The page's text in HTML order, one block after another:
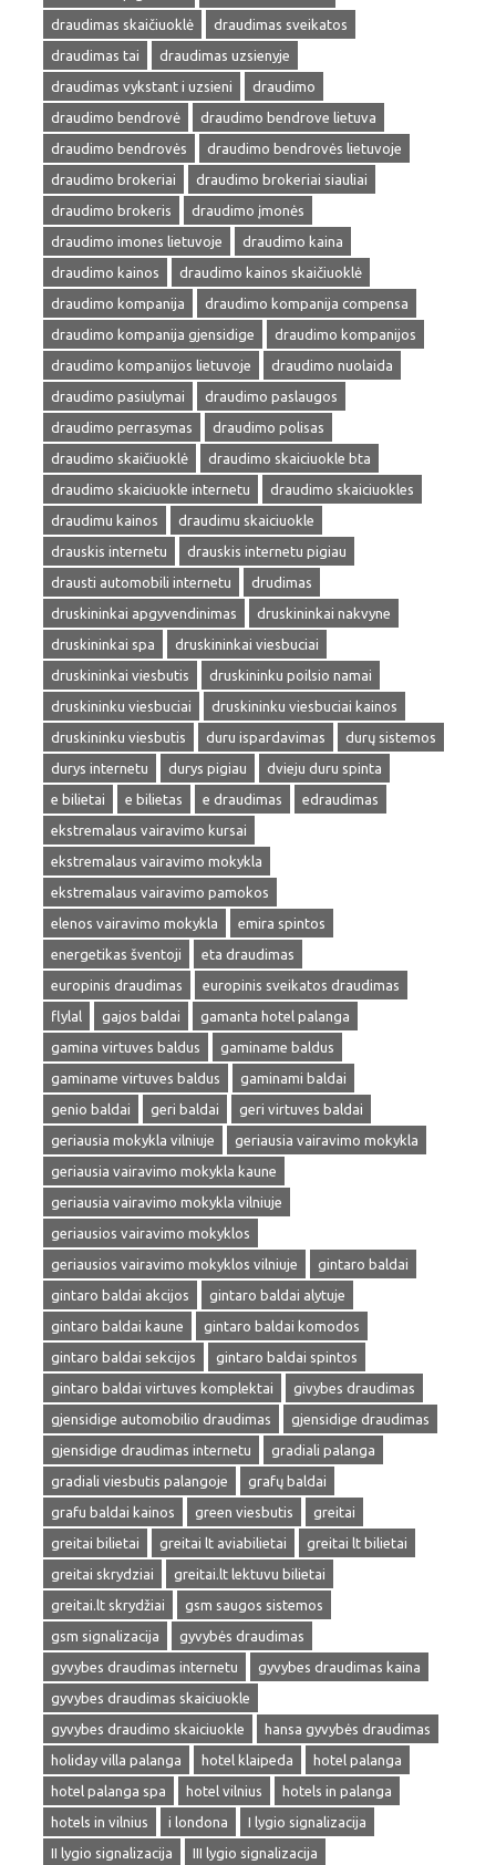
draudimas skaičiuoklė
draudimas sveikatos
draudimas tai
draudimas uzsienyje
draudimas vykstant i uzsieni
draudimo
draudimo bendrovė
draudimo bendrove lietuva
draudimo bendrovės
draudimo bendrovės lietuvoje
draudimo brokeriai
draudimo brokeriai siauliai
draudimo brokeris
draudimo įmonės
draudimo imones lietuvoje
draudimo kaina
draudimo kainos
draudimo kainos skaičiuoklė
draudimo kompanija
draudimo kompanija compensa
draudimo kompanija gjensidige
draudimo kompanijos
draudimo kompanijos lietuvoje
draudimo nuolaida
draudimo pasiulymai
draudimo paslaugos
draudimo perrasymas
draudimo polisas
draudimo skaičiuoklė
draudimo skaiciuokle bta
draudimo skaiciuokle internetu
draudimo skaiciuokles
draudimu kainos
draudimu skaiciuokle
drauskis internetu
drauskis internetu pigiau
drausti automobili internetu
drudimas
druskininkai apgyvendinimas
druskininkai nakvyne
druskininkai spa
druskininkai viesbuciai
druskininkai viesbutis
druskininku poilsio namai
druskininku viesbuciai
druskininku viesbuciai kainos
druskininku viesbutis
duru ispardavimas
durų sistemos
durys internetu
durys pigiau
dvieju duru spinta
e bilietai
e bilietas e draudimas
edraudimas
ekstremalaus vairavimo kursai
ekstremalaus vairavimo mokykla
ekstremalaus vairavimo pamokos
elenos vairavimo mokykla
emira spintos
energetikas šventoji
eta draudimas
europinis draudimas
europinis sveikatos draudimas
flylal
gajos baldai
gamanta hotel palanga
gamina virtuves baldus
gaminame baldus
gaminame virtuves baldus
gaminami baldai
genio baldai
geri baldai
geri virtuves baldai
geriausia mokykla vilniuje
geriausia vairavimo mokykla
geriausia vairavimo mokykla kaune
geriausia vairavimo mokykla vilniuje
geriausios vairavimo mokyklos
geriausios vairavimo mokyklos vilniuje
gintaro baldai
gintaro baldai akcijos
gintaro baldai alytuje
gintaro baldai kaune
gintaro baldai komodos
gintaro baldai sekcijos
gintaro baldai spintos
gintaro baldai virtuves komplektai
givybes draudimas
gjensidige automobilio draudimas
gjensidige draudimas
gjensidige draudimas internetu
gradiali palanga
gradiali viesbutis palangoje
grafų baldai
grafu baldai kainos
green viesbutis
greitai
greitai bilietai
greitai lt aviabilietai
greitai lt bilietai
greitai skrydziai
greitai.lt lektuvu bilietai
greitai.lt skrydžiai
gsm saugos sistemos
gsm signalizacija
gyvybės draudimas
gyvybes draudimas internetu
gyvybes draudimas kaina
gyvybes draudimas skaiciuokle
gyvybes draudimo skaiciuokle
hansa gyvybės draudimas
holiday villa palanga
hotel klaipeda
hotel palanga
hotel palanga spa
hotel vilnius
hotels in palanga
hotels in vilnius
i londona
I lygio signalizacija
II lygio signalizacija
III lygio signalizacija